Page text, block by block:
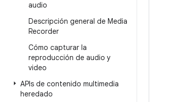
audio
Descripción general de Media
Recorder
Cómo capturar la
reproducción de audio y
video
APIs de contenido multimedia
heredado